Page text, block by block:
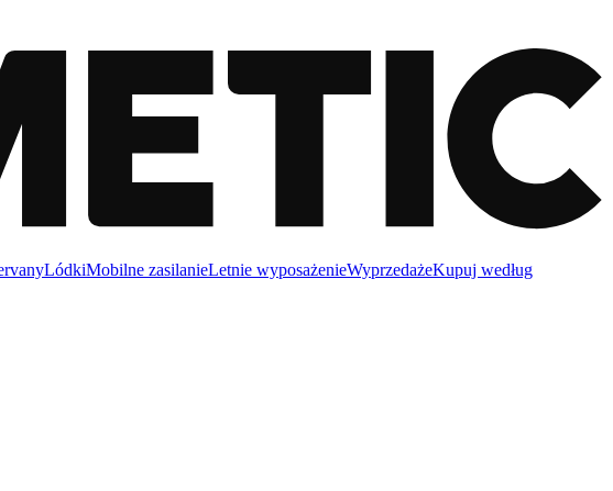
LódkiMobilne zasilanieLetnie wyposażenieWyprzedażeKupuj według